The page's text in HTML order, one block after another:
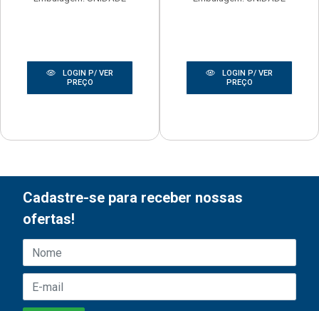
LOGIN P/ VER
PREÇO
LOGIN P/ VER
PREÇO
Cadastre-se para receber nossas
ofertas!